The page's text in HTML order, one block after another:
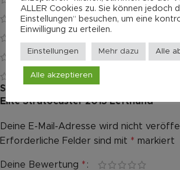
0
0
0
Schreibe die erste Bewertung für
Elite Stratocaster 2015 Lefthand“
Deine E-Mail-Adresse wird nicht
Erforderliche Felder sind mit * markiert
Deine Bewertung *
Alternative:
ALLER Cookies zu. Sie können jedoch
Einstellungen“ besuchen, um eine
Einwilligung zu erteilen.
Einstellungen Mehr dazu Alle
Alle akzeptieren